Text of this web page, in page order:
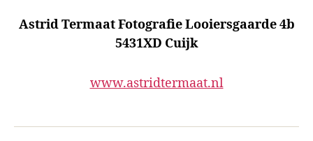
Astrid Termaat Fotografie Looiersgaarde 4b
5431XD Cuijk
www.astridtermaat.nl